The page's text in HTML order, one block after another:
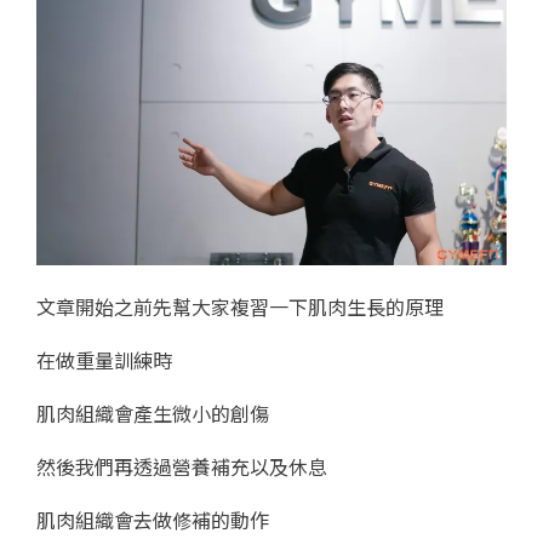
文章開始之前先幫大家複習一下肌肉生長的原理
在做重量訓練時
肌肉組織會產生微小的創傷
然後我們再透過營養補充以及休息
肌肉組織會去做修補的動作